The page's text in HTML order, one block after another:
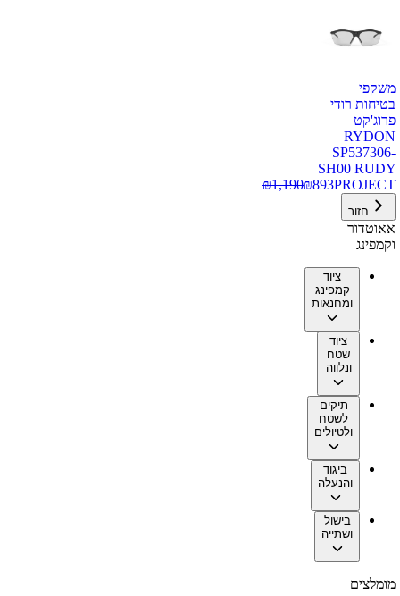
משקפי
בטיחות רודי
פרוג'קט
RYDON
SP537306-
SH00 RUDY
PROJECT
₪893
₪1,190
חזור
אאוטדור
וקמפינג
ציוד
קמפינג
ומחנאות
ציוד
שטח
ונלווה
תיקים
לשטח
ולטיולים
ביגוד
והנעלה
בישול
ושתייה
מומלצים